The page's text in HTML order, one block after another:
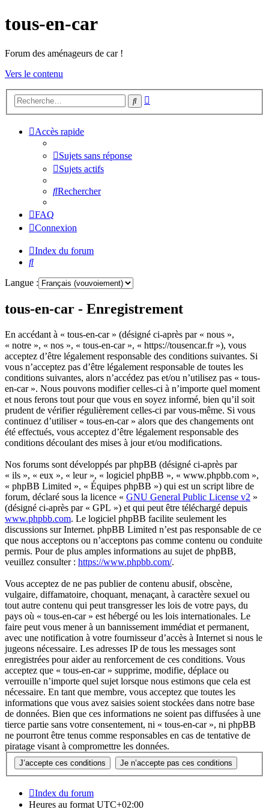
tous-en-car
Forum des aménageurs de car !
Vers le contenu
Rechercher
Accès rapide
Sujets sans réponse
Sujets actifs
Rechercher
FAQ
Connexion
Index du forum
Rechercher
Langue :
tous-en-car - Enregistrement
En accédant à « tous-en-car » (désigné ci-après par « nous »,
« notre », « nos », « tous-en-car », « https://tousencar.fr »), vous
acceptez d’être légalement responsable des conditions suivantes. Si
vous n’acceptez pas d’être légalement responsable de toutes les
conditions suivantes, alors n’accédez pas et/ou n’utilisez pas « tous-
en-car ». Nous pouvons modifier celles-ci à n’importe quel moment
et nous ferons tout pour que vous en soyez informé, bien qu’il soit
prudent de vérifier régulièrement celles-ci par vous-même. Si vous
continuez d’utiliser « tous-en-car » alors que des changements ont
été effectués, vous acceptez d’être légalement responsable des
conditions découlant des mises à jour et/ou modifications.
Nos forums sont développés par phpBB (désigné ci-après par
« ils », « eux », « leur », « logiciel phpBB », « www.phpbb.com »,
« phpBB Limited », « Équipes phpBB ») qui est un script libre de
forum, déclaré sous la licence « GNU General Public License v2 »
(désigné ci-après par « GPL ») et qui peut être téléchargé depuis
www.phpbb.com. Le logiciel phpBB facilite seulement les
discussions sur Internet. phpBB Limited n’est pas responsable de ce
que nous acceptons ou n’acceptons pas comme contenu ou conduite
permis. Pour de plus amples informations au sujet de phpBB,
veuillez consulter : https://www.phpbb.com/.
Vous acceptez de ne pas publier de contenu abusif, obscène,
vulgaire, diffamatoire, choquant, menaçant, à caractère sexuel ou
tout autre contenu qui peut transgresser les lois de votre pays, du
pays où « tous-en-car » est hébergé ou les lois internationales. Le
faire peut vous mener à un bannissement immédiat et permanent,
avec une notification à votre fournisseur d’accès à Internet si nous le
jugeons nécessaire. Les adresses IP de tous les messages sont
enregistrées pour aider au renforcement de ces conditions. Vous
acceptez que « tous-en-car » supprime, modifie, déplace ou
verrouille n’importe quel sujet lorsque nous estimons que cela est
nécessaire. En tant que membre, vous acceptez que toutes les
informations que vous avez saisies soient stockées dans notre base
de données. Bien que ces informations ne soient pas diffusées à une
tierce partie sans votre consentement, ni « tous-en-car », ni phpBB
ne pourront être tenus comme responsables en cas de tentative de
piratage visant à compromettre les données.
Index du forum
Heures au format UTC+02:00